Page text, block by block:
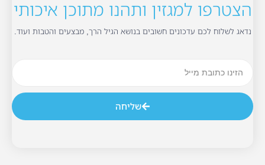
הצטרפו למגזין ותהנו מתוכן איכותי
נדאג לשלוח לכם עדכונים חשובים בנושא הגיל הרך, מבצעים והטבות ועוד.
שליחה